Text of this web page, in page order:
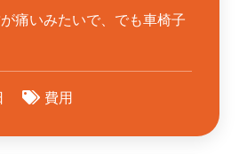
痛いみたいで、でも車椅子
費用